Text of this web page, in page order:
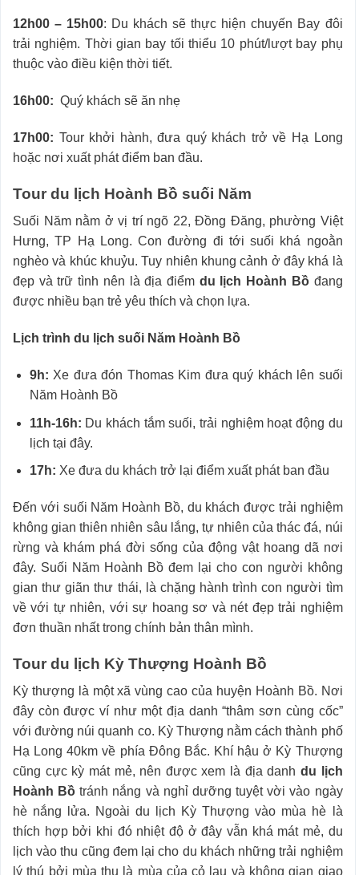
12h00 – 15h00: Du khách sẽ thực hiện chuyến Bay đôi
trải nghiệm. Thời gian bay tối thiểu 10 phút/lượt bay phụ
thuộc vào điều kiện thời tiết.
16h00: Quý khách sẽ ăn nhẹ
17h00: Tour khởi hành, đưa quý khách trở về Hạ Long
hoặc nơi xuất phát điểm ban đầu.
Tour du lịch Hoành Bồ suối Năm
Suối Năm nằm ở vị trí ngõ 22, Đồng Đăng, phường Việt
Hưng, TP Hạ Long. Con đường đi tới suối khá ngoằn
nghèo và khúc khuỷu. Tuy nhiên khung cảnh ở đây khá là
đẹp và trữ tình nên là địa điểm du lịch Hoành Bồ đang
được nhiều bạn trẻ yêu thích và chọn lựa.
Lịch trình du lịch suối Năm Hoành Bồ
9h: Xe đưa đón Thomas Kim đưa quý khách lên suối
Năm Hoành Bồ
11h-16h: Du khách tắm suối, trải nghiệm hoạt động du
lịch tại đây.
17h: Xe đưa du khách trở lại điểm xuất phát ban đầu
Đến với suối Năm Hoành Bồ, du khách được trải nghiệm
không gian thiên nhiên sâu lắng, tự nhiên của thác đá, núi
rừng và khám phá đời sống của động vật hoang dã nơi
đây. Suối Năm Hoành Bồ đem lại cho con người không
gian thư giãn thư thái, là chặng hành trình con người tìm
về với tự nhiên, với sự hoang sơ và nét đẹp trải nghiệm
đơn thuần nhất trong chính bản thân mình.
Tour du lịch Kỳ Thượng Hoành Bồ
Kỳ thượng là một xã vùng cao của huyện Hoành Bồ. Nơi
đây còn được ví như một địa danh “thâm sơn cùng cốc”
với đường núi quanh co. Kỳ Thượng nằm cách thành phố
Hạ Long 40km về phía Đông Bắc. Khí hậu ở Kỳ Thượng
cũng cực kỳ mát mẻ, nên được xem là địa danh du lịch
Hoành Bồ tránh nắng và nghỉ dưỡng tuyệt vời vào ngày
hè nắng lửa. Ngoài du lịch Kỳ Thượng vào mùa hè là
thích hợp bởi khi đó nhiệt độ ở đây vẫn khá mát mẻ, du
lịch vào thu cũng đem lại cho du khách những trải nghiệm
lý thú bởi mùa thu là mùa của cỏ lau và không gian giao